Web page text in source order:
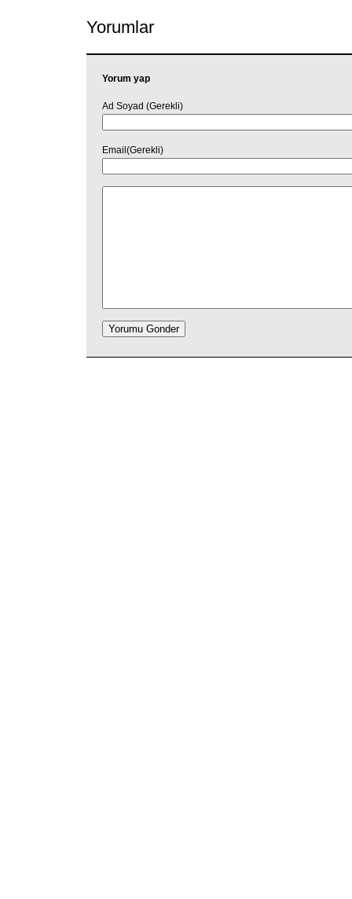
Yorumlar
Yorum yap
Ad Soyad (Gerekli)
Email(Gerekli)